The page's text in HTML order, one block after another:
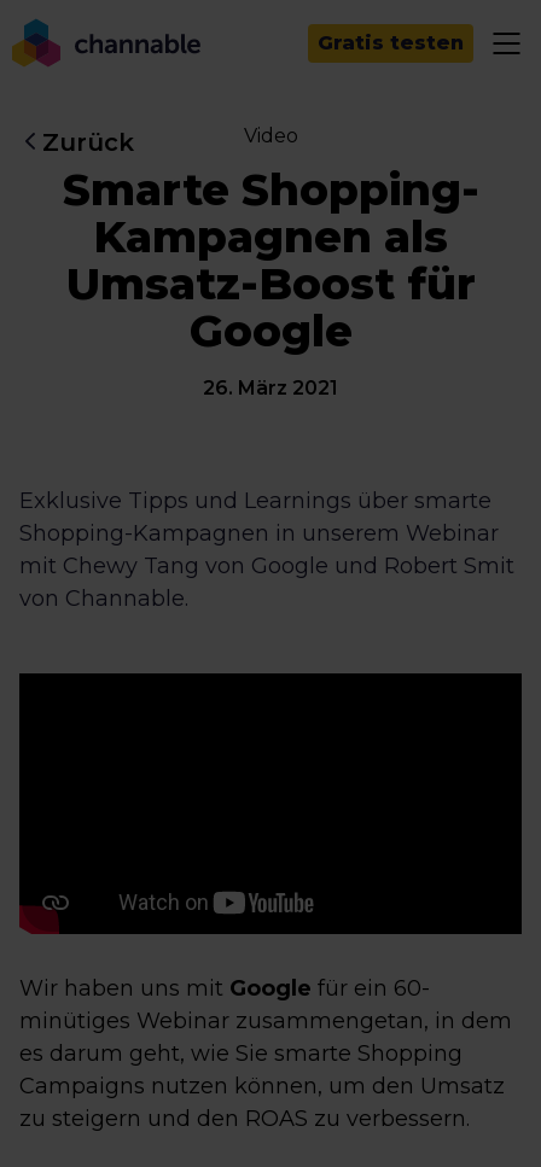
Gratis testen
Zurück Video
Smarte Shopping-
Kampagnen als
Umsatz-Boost für
Google
26. März 2021
Exklusive Tipps und Learnings über smarte
Shopping-Kampagnen in unserem Webinar
mit Chewy Tang von Google und Robert Smit
von Channable.
Wir haben uns mit Google für ein 60-
minütiges Webinar zusammengetan, in dem
es darum geht, wie Sie smarte Shopping
Campaigns nutzen können, um den Umsatz
zu steigern und den ROAS zu verbessern.